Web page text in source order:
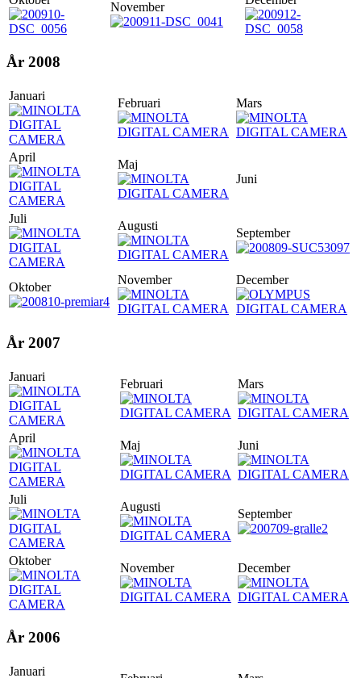
November
År 2008
Januari
Februari Mars
April
Maj
Juni
Juli
Augusti
September
Oktober
November December
År 2007
Januari
Februari Mars
April
Maj Juni
Juli
Augusti
September
Oktober
November December
År 2006
Januari